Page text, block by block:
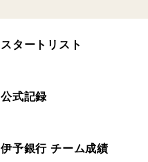
スタートリスト
公式記録
伊予銀行 チーム成績